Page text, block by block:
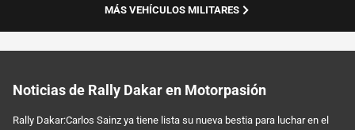
MÁS VEHÍCULOS MILITARES
Noticias de Rally Dakar en Motorpasión
Rally Dakar:Carlos Sainz ya tiene lista su nueva bestia para luchar en el